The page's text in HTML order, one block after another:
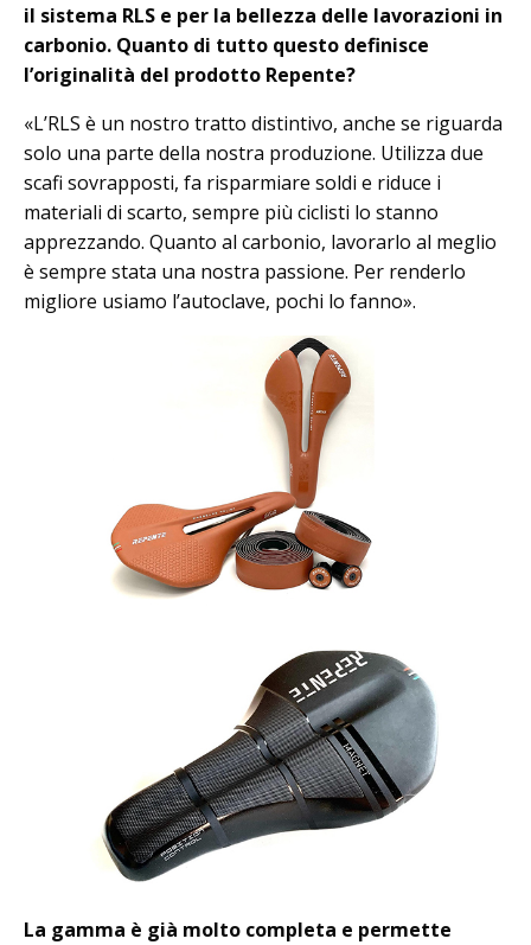
il sistema RLS e per la bellezza delle lavorazioni in
carbonio. Quanto di tutto questo definisce
l’originalità del prodotto Repente?
«L’RLS è un nostro tratto distintivo, anche se riguarda
solo una parte della nostra produzione. Utilizza due
scafi sovrapposti, fa risparmiare soldi e riduce i
materiali di scarto, sempre più ciclisti lo stanno
apprezzando. Quanto al carbonio, lavorarlo al meglio
è sempre stata una nostra passione. Per renderlo
migliore usiamo l’autoclave, pochi lo fanno».
La gamma è già molto completa e permette